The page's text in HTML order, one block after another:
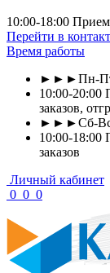
10:00-18:00 Прием
Перейти в
Время работы
►►►Пн-
10:00-20:00
заказов,
►►►Сб-
10:00-18:00
заказов
Личный кабинет
0 0 0